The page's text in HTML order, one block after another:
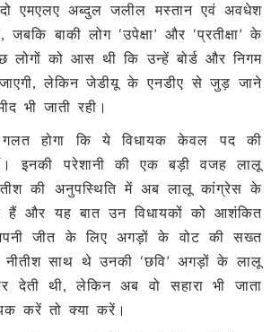
एमएलए अब्दुल जलील मस्तान एवं अवधेश
बाकी लोग ‘उपेक्षा’ और ‘प्रतीक्षा’ के
को आस थी कि उन्हें बोर्ड और निगम
लेकिन जेडीयू के एनडीए से जुड़ जाने
भी जाती रही।
होगा कि ये विधायक केवल पद की
इनकी परेशानी की एक बड़ी वजह लालू
की अनुपस्थिति में अब लालू कांग्रेस के
हैं और यह बात उन विधायकों को आशंकित
जीत के लिए अगड़ों के वोट की सख्त
साथ थे उनकी ‘छवि’ अगड़ों के लालू
देती थी, लेकिन अब वो सहारा भी जाता
करें तो क्या करें।